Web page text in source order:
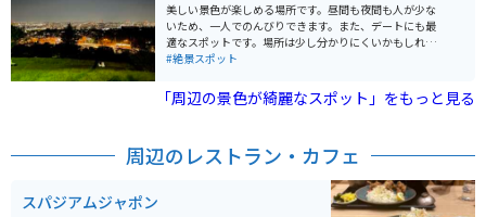
美しい景色が楽しめる場所です。昼間も夜間も人が少な
いため、一人でのんびりできます。また、デートにも最
適なスポットです。場所は少し分かりにくいかもしれま
せんが、少し坂を登ったところにあります。夜は綺麗な
#絶景スポット
「周辺の景色が綺麗なスポット」をもっと見る
周辺のレストラン・カフェ
スパジアムジャポン